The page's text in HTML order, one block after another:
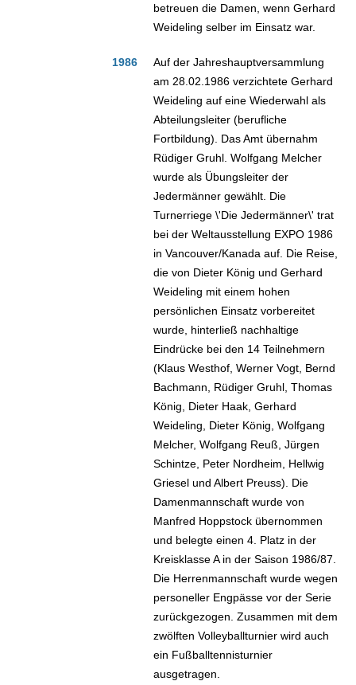
betreuen die Damen, wenn Gerhard
Weideling selber im Einsatz war.
1986
Auf der Jahreshauptversammlung
am 28.02.1986 verzichtete Gerhard
Weideling auf eine Wiederwahl als
Abteilungsleiter (berufliche
Fortbildung). Das Amt übernahm
Rüdiger Gruhl. Wolfgang Melcher
wurde als Übungsleiter der
Jedermänner gewählt. Die
Turnerriege \'Die Jedermänner\' trat
bei der Weltausstellung EXPO 1986
in Vancouver/Kanada auf. Die Reise,
die von Dieter König und Gerhard
Weideling mit einem hohen
persönlichen Einsatz vorbereitet
wurde, hinterließ nachhaltige
Eindrücke bei den 14 Teilnehmern
(Klaus Westhof, Werner Vogt, Bernd
Bachmann, Rüdiger Gruhl, Thomas
König, Dieter Haak, Gerhard
Weideling, Dieter König, Wolfgang
Melcher, Wolfgang Reuß, Jürgen
Schintze, Peter Nordheim, Hellwig
Griesel und Albert Preuss). Die
Damenmannschaft wurde von
Manfred Hoppstock übernommen
und belegte einen 4. Platz in der
Kreisklasse A in der Saison 1986/87.
Die Herrenmannschaft wurde wegen
personeller Engpässe vor der Serie
zurückgezogen. Zusammen mit dem
zwölften Volleyballturnier wird auch
ein Fußballtennisturnier
ausgetragen.